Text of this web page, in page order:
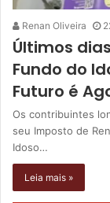
Renan Oliveira
Últimos
Fundo do
Futuro é
Os contribuintes
seu Imposto de
Idoso…
Leia mais »